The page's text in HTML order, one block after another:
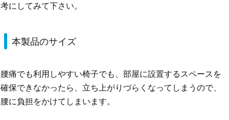
考にしてみて下さい。
本製品のサイズ
腰痛でも利用しやすい椅子でも、部屋に設置するスペースを
確保できなかったら、立ち上がりづらくなってしまうので、
腰に負担をかけてしまいます。